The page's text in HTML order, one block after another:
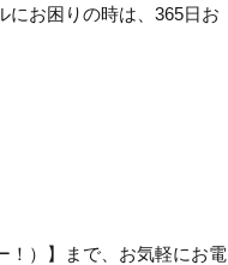
にお困りの時は、365日お
！）】まで、お気軽にお電